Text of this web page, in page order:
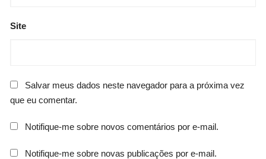
Site
Salvar meus dados neste navegador para a próxima vez
que eu comentar.
Notifique-me sobre novos comentários por e-mail.
Notifique-me sobre novas publicações por e-mail.